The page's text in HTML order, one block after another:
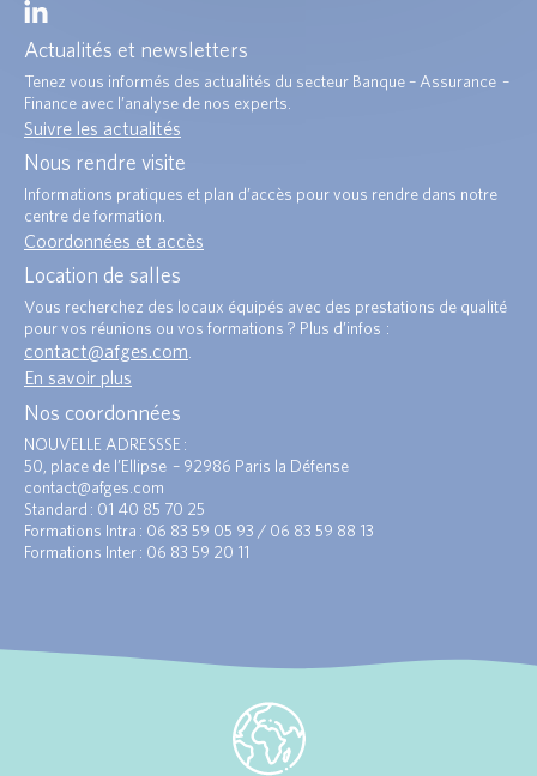
Actualités et newsletters
Tenez vous informés des actualités du secteur Banque – Assurance –
Finance avec l’analyse de nos experts.
Suivre les actualités
Nous rendre visite
Informations pratiques et plan d’accès pour vous rendre dans notre
centre de formation.
Coordonnées et accès
Location de salles
Vous recherchez des locaux équipés avec des prestations de qualité
pour vos réunions ou vos formations ? Plus d’infos :
contact@afges.com.
En savoir plus
Nos coordonnées
NOUVELLE ADRESSSE :
50, place de l’Ellipse – 92986 Paris la Défense
contact@afges.com
Standard : 01 40 85 70 25
Formations Intra : 06 83 59 05 93 / 06 83 59 88 13
Formations Inter : 06 83 59 20 11